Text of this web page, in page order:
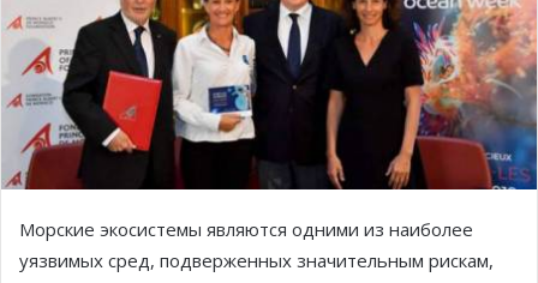
Морские экосистемы являются одними из наиболее
уязвимых сред, подверженных значительным рискам,